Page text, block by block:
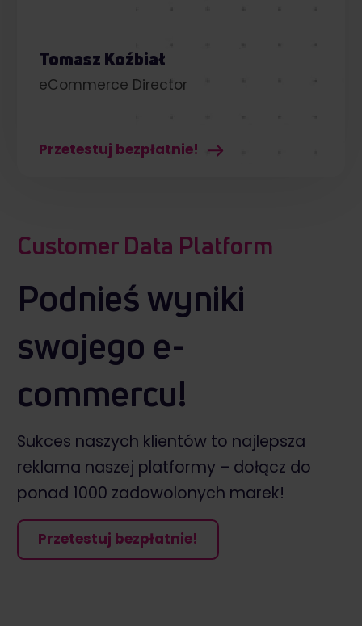
Tomasz Koźbiał
eCommerce Director
Przetestuj bezpłatnie!
Customer Data Platform
Podnieś wyniki
swojego e-
commercu!
Sukces naszych klientów to najlepsza
reklama naszej platformy – dołącz do
ponad 1000 zadowolonych marek!
Przetestuj bezpłatnie!